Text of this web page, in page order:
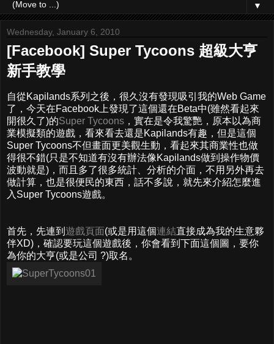
▼
Wednesday, January 6, 2010
[Facebook] Super Tycoons 超級大亨
新手教學
自從Kapilands系列之後，很久沒有發現吸引我的Web Game
了，今天在Facebook上發現了這個還在Beta中(雖然看起來
開很久了)的Super Tycoons ，實在是令我驚艷，原本以為商
業模擬類的遊戲，看來看去還是Kapilands有趣，但是這個
Super Tycoons不但畫面更美觀生動，看起來其商業性也做
得很不錯(只是不知道有沒有辦法像Kapilands做到操作物價
波動就是)，而且多了很多統計、分析的介面，不用另外再去
做計算，也是很便民的東西，話不多說，就先來介紹怎麼進
入Super Tycoons遊戲。
首先，先連到 遊戲頁面(或是用這個連結直接成為我的生意夥
伴XD)，確認要玩這個遊戲後，你會看到下面這個圖，要你
為你的大亨(或是公司 ?)取名。